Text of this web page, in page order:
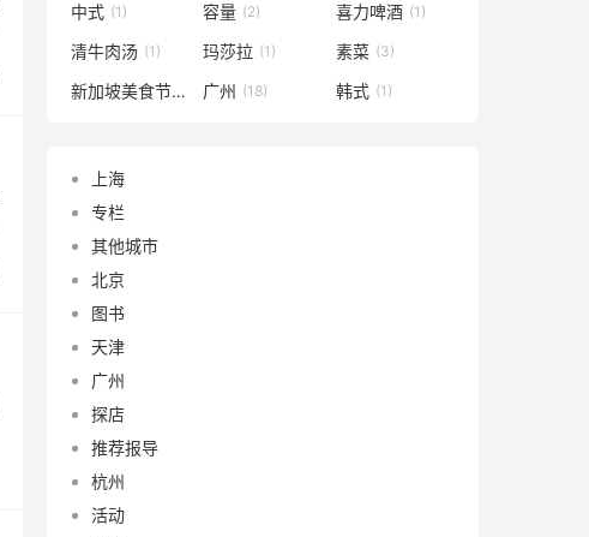
中式 (1) 容量 (2) 喜力啤酒 (1)
清牛肉汤 (1) 玛莎拉 (1) 素菜 (3)
新加坡美食节
(1) 广州 (18) 韩式 (1)
上海
专栏
其他城市
北京
图书
天津
广州
探店
推荐报导
杭州
活动